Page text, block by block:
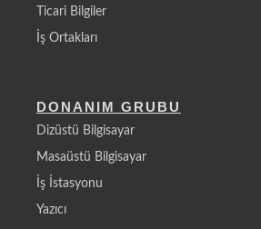
Ticari Bilgiler
İş Ortakları
DONANIM GRUBU
Dizüstü Bilgisayar
Masaüstü Bilgisayar
İş İstasyonu
Yazıcı